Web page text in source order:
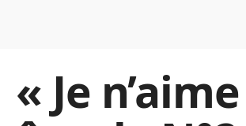
« Je